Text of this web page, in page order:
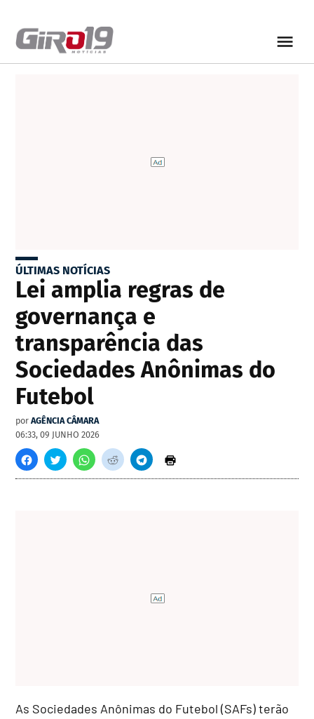
ÚLTIMAS NOTÍCIAS
Lei amplia regras de
governança e
transparência das
Sociedades Anônimas do
Futebol
por AGÊNCIA CÂMARA
06:33, 09 JUNHO 2026
As Sociedades Anônimas do Futebol (SAFs) terão